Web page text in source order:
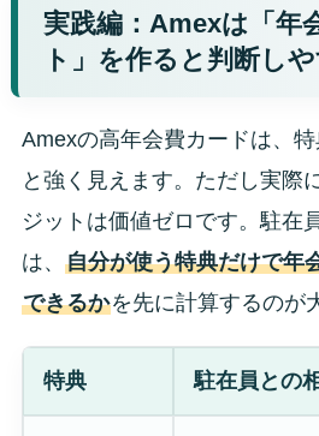
実践編：Amexは「年
ト」を作ると判断し
Amexの高年会費カードは、
と強く見えます。ただし実際
ジットは価値ゼロです。駐在
は、 自分が使う特典だけで年
できるかを先に計算するのが
特典 駐在員との